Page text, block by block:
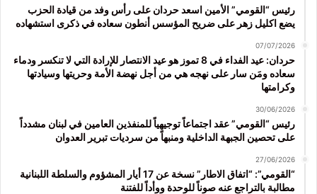
رئيس “القومي” الأمين اسعد حردان على رأس وفد من قيادة الحزب
يضع اكليل زهر على ضريح المؤسس أنطون سعاده في ذكرى استشهاده
07/07/2026
حردان: عيد الفداء في 8 تموز هو عيد الانتصار للإرادة التي لا تنكسر ودماء
سعاده ومَن سار على نهجه هي من أجل نهضة الأمة وحريتها وسيادتها
وكرامتها
30/06/2026
رئيس “القومي” عقد اجتماعاً توجيهياً للمنفذين العامين في لبنان مشدداً
على تحصين الجبهة الداخلية ومنبهاً من سرديات تبرير العدوان
27/06/2026
“القومي”: “اتفاق الاطار” نسخة عن 17 أيار المشؤوم والسلطة اللبنانية
مطالبة بالتراجع عنه صوناً للوحدة ووأداً للفتنة